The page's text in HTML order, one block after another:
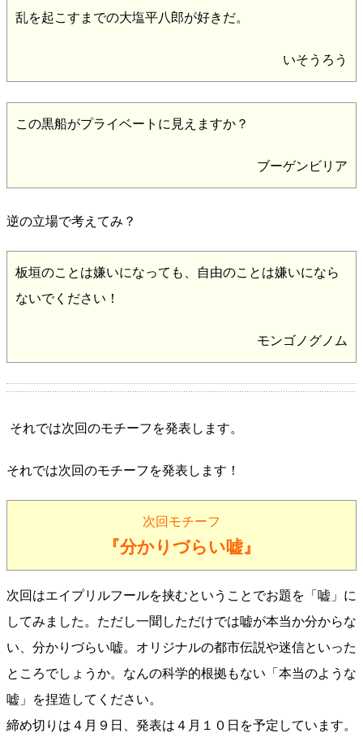
乱を起こすまでの大塩平八郎が好きだ。
いそうろう
この黒船がプライベートに見えますか？
ブーゲンビリア
逆の立場で考えてみ？
板垣のことは嫌いになっても、自由のことは嫌いになら
ないでください！
モンゴノグノム
それでは次回のモチーフを発表します。
それでは次回のモチーフを発表します！
次回モチーフ
『分かりづらい嘘』
次回はエイプリルフールを挟むということでお題を「嘘」に
してみました。ただし一聞しただけでは嘘が本当か分からな
い、分かりづらい嘘。オリジナルの都市伝説や迷信といった
ところでしょうか。なんの科学的根拠もない「本当のような
嘘」を捏造してください。
締め切りは４月９日、発表は４月１０日を予定しています。